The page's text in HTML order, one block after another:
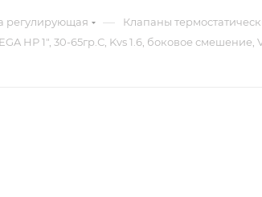
регулирующая — Клапаны
НР 1", 30-65гр.С, Kvs 1.6, боковое смешение,